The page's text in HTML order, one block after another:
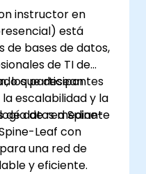
instructor en
está
de bases de datos,
de TI de
que desean
escalabilidad y la
de datos mediante
Leaf con
los participantes
de red Spine-
una red de
y eficiente.